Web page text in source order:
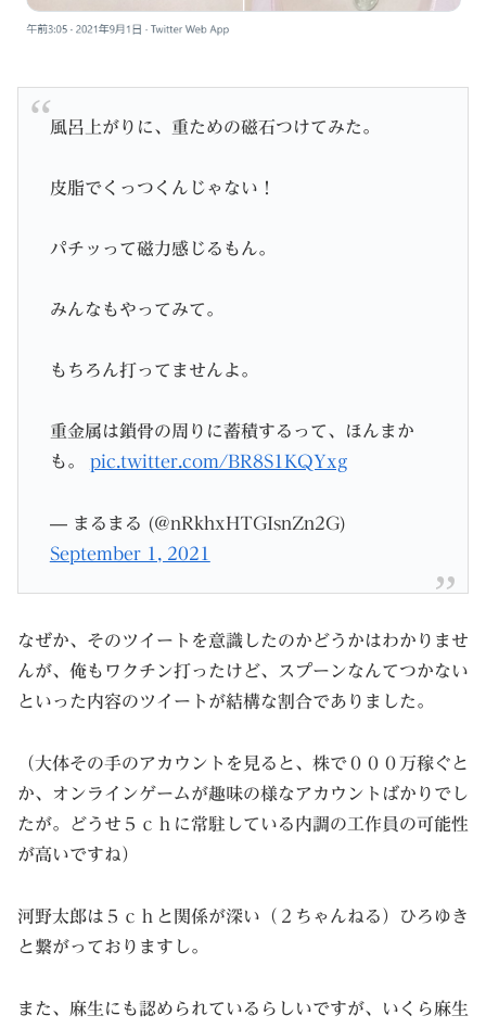
風呂上がりに、重ための磁石つけてみた。
皮脂でくっつくんじゃない！
パチッって磁力感じるもん。
みんなもやってみて。
もちろん打ってませんよ。
重金属は鎖骨の周りに蓄積するって、ほんまか
も。 pic.twitter.com/BR8S1KQYxg
— まるまる (@nRkhxHTGIsnZn2G)
September 1, 2021
なぜか、そのツイートを意識したのかどうかはわかりませ
んが、俺もワクチン打ったけど、スプーンなんてつかない
といった内容のツイートが結構な割合でありました。
（大体その手のアカウントを見ると、株で０００万稼ぐと
か、オンラインゲームが趣味の様なアカウントばかりでし
たが。どうせ５ｃｈに常駐している内調の工作員の可能性
が高いですね）
河野太郎は５ｃｈと関係が深い（２ちゃんねる）ひろゆき
と繋がっておりますし。
また、麻生にも認められているらしいですが、いくら麻生